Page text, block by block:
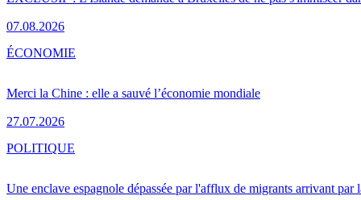
07.08.2026
Merci la Chine : elle a sauvé l’économie mondiale
27.07.2026
ÉCONOMIE
Une enclave espagnole dépassée par l'afflux de migrants arrivant par
POLITIQUE